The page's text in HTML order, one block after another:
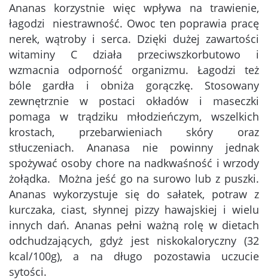
Ananas korzystnie więc wpływa na trawienie,
łagodzi niestrawność. Owoc ten poprawia pracę
nerek, wątroby i serca. Dzięki dużej zawartości
witaminy C działa przeciwszkorbutowo i
wzmacnia odporność organizmu. Łagodzi też
bóle gardła i obniża gorączkę. Stosowany
zewnętrznie w postaci okładów i maseczki
pomaga w trądziku młodzieńczym, wszelkich
krostach, przebarwieniach skóry oraz
stłuczeniach. Ananasa nie powinny jednak
spożywać osoby chore na nadkwaśność i wrzody
żołądka. Można jeść go na surowo lub z puszki.
Ananas wykorzystuje się do sałatek, potraw z
kurczaka, ciast, słynnej pizzy hawajskiej i wielu
innych dań. Ananas pełni ważną rolę w dietach
odchudzających, gdyż jest niskokaloryczny (32
kcal/100g), a na długo pozostawia uczucie
sytości.